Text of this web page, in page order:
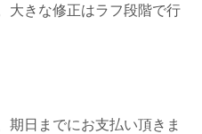
大きな修正はラフ段階で行
期日までにお支払い頂きま